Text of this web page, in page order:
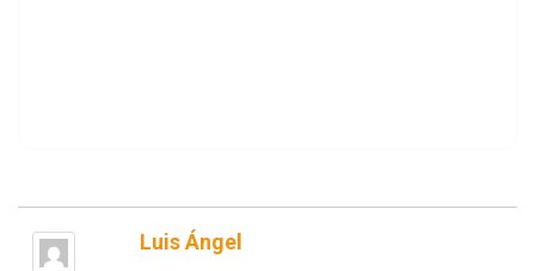
Luis Ángel